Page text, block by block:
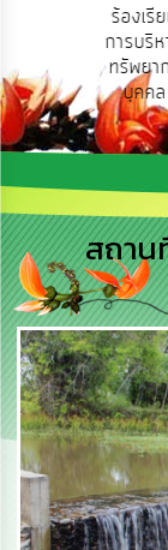
การ
บริหาร
งาน
ส่ง
เสริม
ความ
โปร่งใส
การ
จัด
ซื้อ
จัด
จ้าง
การ
เงิน
การ
คลัง
ร้องเรี
การบริ
ทรัพยา
บุคคล
สถา